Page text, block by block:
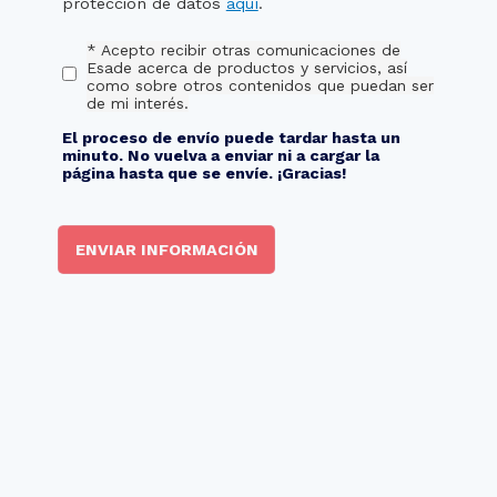
protección de datos aquí.
* Acepto recibir otras comunicaciones de
Esade acerca de productos y servicios, así
como sobre otros contenidos que puedan ser
de mi interés.
El proceso de envío puede tardar hasta un
minuto. No vuelva a enviar ni a cargar la
página hasta que se envíe. ¡Gracias!